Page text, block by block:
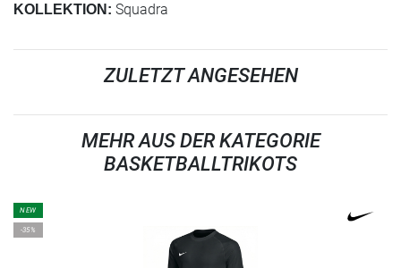
KOLLEKTION: Squadra
ZULETZT ANGESEHEN
MEHR AUS DER KATEGORIE
BASKETBALLTRIKOTS
NEW
-35%